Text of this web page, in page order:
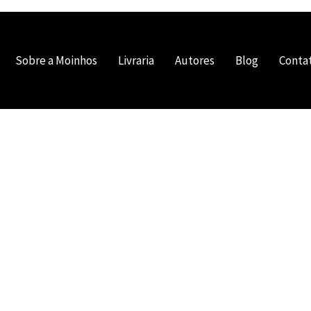
Sobre a Moinhos Livraria Autores Blog